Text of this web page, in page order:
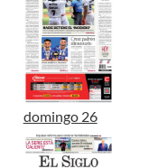
domingo 26